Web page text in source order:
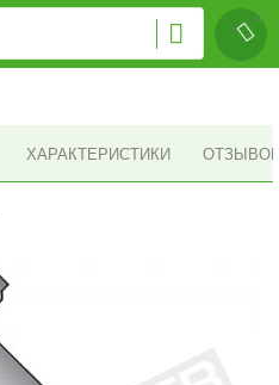
ХАРАКТЕРИСТИКИ ОТЗЫВОВ